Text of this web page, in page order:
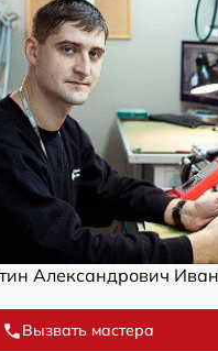
Александрович
Вызвать мастера